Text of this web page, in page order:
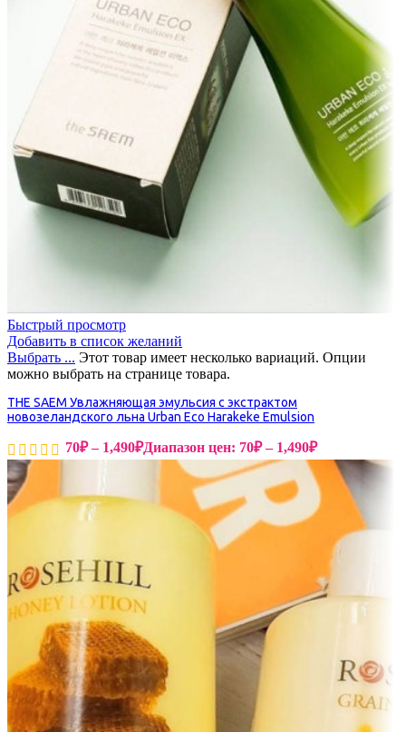
Быстрый просмотр
Добавить в список желаний
Выбрать ... Этот товар имеет несколько вариаций. Опции
можно выбрать на странице товара.
THE SAEM Увлажняющая эмульсия с экстрактом
новозеландского льна Urban Eco Harakeke Emulsion
70₽ – 1,490₽Диапазон цен: 70₽ – 1,490₽